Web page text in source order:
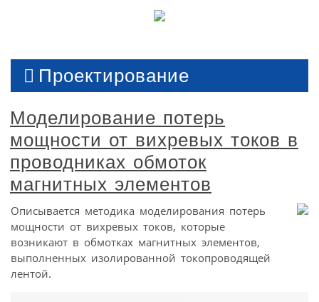
Проектирование
Моделирование потерь
мощности от вихревых токов в
проводниках обмоток
магнитных элементов
Описывается методика моделирования потерь
мощности от вихревых токов, которые
возникают в обмотках магнитных элементов,
выполненных изолированной токопроводящей
лентой.